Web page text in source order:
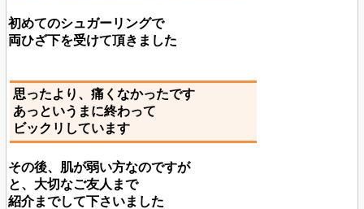
初めてのシュガーリングで
両ひざ下を受けて頂きました
思ったより、痛くなかったです
あっというまに終わって
ビックリしています
その後、肌が弱い方なのですが
と、大切なご友人まで
紹介までして下さいました